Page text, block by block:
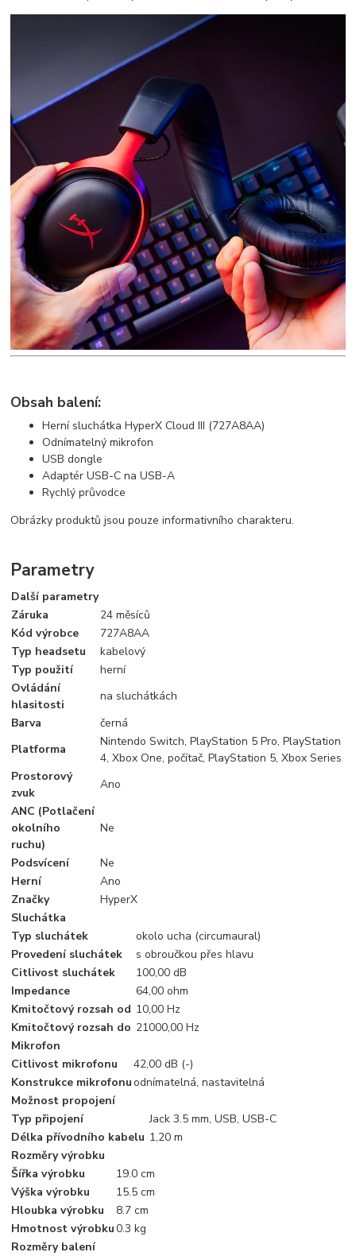
Obsah balení:
Herní sluchátka HyperX Cloud III (727A8AA)
Odnímatelný mikrofon
USB dongle
Adaptér USB-C na USB-A
Rychlý průvodce
Obrázky produktů jsou pouze informativního charakteru.
Parametry
Další parametry
Záruka
24 měsíců
Kód výrobce
727A8AA
Typ headsetu
kabelový
Typ použití
herní
Ovládání
hlasitosti
na sluchátkách
Barva
černá
Platforma
Nintendo Switch, PlayStation 5 Pro, PlayStation
4, Xbox One, počítač, PlayStation 5, Xbox Series
Prostorový
zvuk
Ano
ANC (Potlačení
okolního
ruchu)
Ne
Podsvícení
Ne
Herní
Ano
Značky
HyperX
Sluchátka
Typ sluchátek
okolo ucha (circumaural)
Provedení sluchátek
s obroučkou přes hlavu
Citlivost sluchátek
100,00 dB
Impedance
64,00 ohm
Kmitočtový rozsah od 10,00 Hz
Kmitočtový rozsah do 21000,00 Hz
Mikrofon
Citlivost mikrofonu
42,00 dB (-)
Konstrukce mikrofonuodnímatelná, nastavitelná
Možnost propojení
Typ připojení
Jack 3.5 mm, USB, USB-C
Délka přívodního kabelu 1,20 m
Rozměry výrobku
Šířka výrobku
19.0 cm
Výška výrobku
15.5 cm
Hloubka výrobku
8.7 cm
Hmotnost výrobku0.3 kg
Rozměry balení